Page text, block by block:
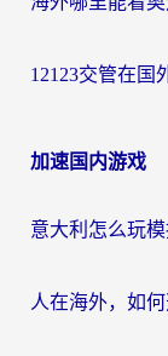
加速国内游戏